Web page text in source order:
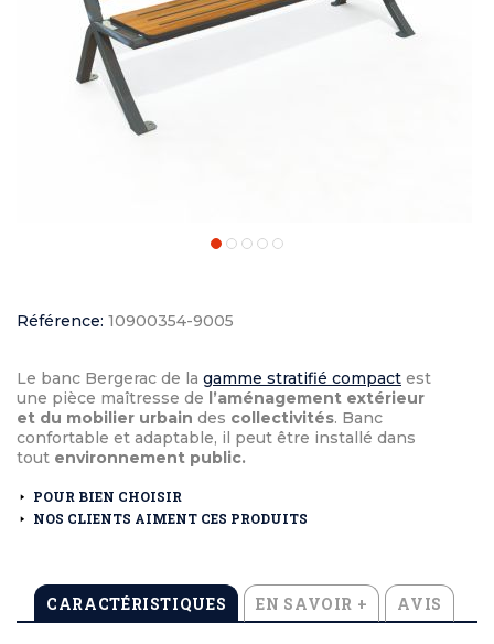
Référence: 10900354-9005
Le banc Bergerac de la gamme stratifié compact est
une pièce maîtresse de l’aménagement extérieur
et du mobilier urbain des collectivités. Banc
confortable et adaptable, il peut être installé dans
tout environnement public.
POUR BIEN CHOISIR
NOS CLIENTS AIMENT CES PRODUITS
CARACTÉRISTIQUES EN SAVOIR + AVIS